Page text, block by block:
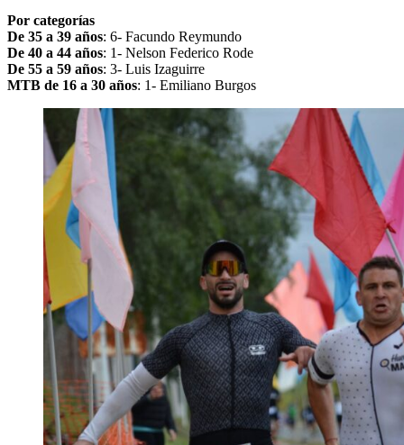
Por categorías
De 35 a 39 años: 6- Facundo Reymundo
De 40 a 44 años: 1- Nelson Federico Rode
De 55 a 59 años: 3- Luis Izaguirre
MTB de 16 a 30 años: 1- Emiliano Burgos